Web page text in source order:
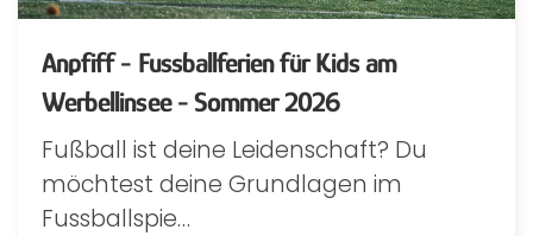
Anpfiff - Fussballferien für Kids am
Werbellinsee - Sommer 2026
Fußball ist deine Leidenschaft? Du
möchtest deine Grundlagen im
Fussballspie…